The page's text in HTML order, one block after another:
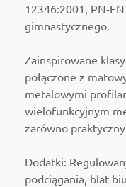
12346:2001, PN-
gimnastycznego.
Zainspirowane
połączone z
metalowymi
wielofunkcyjnym
zarówno
Dodatki:
podciągania, blat